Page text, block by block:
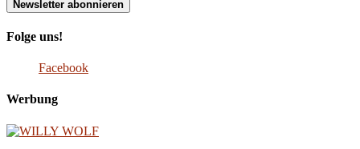
Folge uns!
Facebook
Werbung